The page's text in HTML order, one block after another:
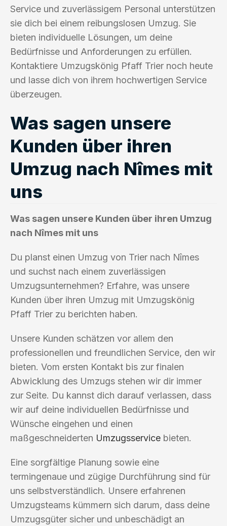
Service und zuverlässigem Personal unterstützen
sie dich bei einem reibungslosen Umzug. Sie
bieten individuelle Lösungen, um deine
Bedürfnisse und Anforderungen zu erfüllen.
Kontaktiere Umzugskönig Pfaff Trier noch heute
und lasse dich von ihrem hochwertigen Service
überzeugen.
Was sagen unsere
Kunden über ihren
Umzug nach Nîmes mit
uns
Was sagen unsere Kunden über ihren Umzug
nach Nîmes mit uns
Du planst einen Umzug von Trier nach Nîmes
und suchst nach einem zuverlässigen
Umzugsunternehmen? Erfahre, was unsere
Kunden über ihren Umzug mit Umzugskönig
Pfaff Trier zu berichten haben.
Unsere Kunden schätzen vor allem den
professionellen und freundlichen Service, den wir
bieten. Vom ersten Kontakt bis zur finalen
Abwicklung des Umzugs stehen wir dir immer
zur Seite. Du kannst dich darauf verlassen, dass
wir auf deine individuellen Bedürfnisse und
Wünsche eingehen und einen
maßgeschneiderten Umzugsservice bieten.
Eine sorgfältige Planung sowie eine
termingenaue und zügige Durchführung sind für
uns selbstverständlich. Unsere erfahrenen
Umzugsteams kümmern sich darum, dass deine
Umzugsgüter sicher und unbeschädigt an